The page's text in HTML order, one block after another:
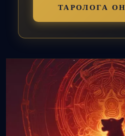
ТАРОЛОГА